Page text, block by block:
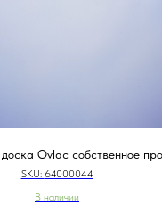
Ovlac собственное
SKU: 64000044
В наличии